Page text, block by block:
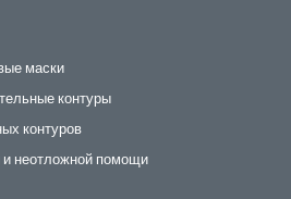
маски
контуры
контуров
неотложной помощи